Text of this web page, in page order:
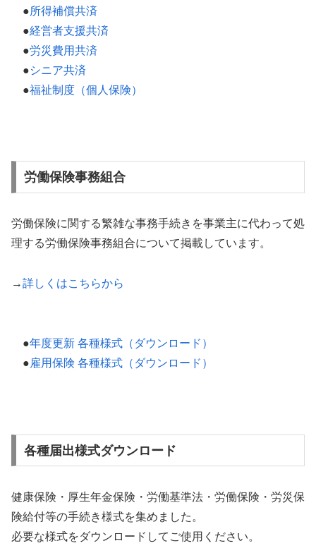
●所得補償共済
●経営者支援共済
●労災費用共済
●シニア共済
●福祉制度（個人保険）
労働保険事務組合
労働保険に関する繁雑な事務手続きを事業主に代わって処
理する労働保険事務組合について掲載しています。
→詳しくはこちらから
●年度更新 各種様式（ダウンロード）
●雇用保険 各種様式（ダウンロード）
各種届出様式ダウンロード
健康保険・厚生年金保険・労働基準法・労働保険・労災保
険給付等の手続き様式を集めました。
必要な様式をダウンロードしてご使用ください。